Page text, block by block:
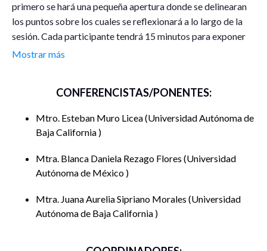
primero se hará una pequeña apertura donde se delinearan
los puntos sobre los cuales se reflexionará a lo largo de la
sesión. Cada participante tendrá 15 minutos para exponer
una idea. Los participantes del evento se moderarán entre sí,
un tiempo de preguntas y respuestas para quienes sigan el
espacio para su resolución. Finalmente se cerrará el evento
con las reflexiones del conversatorio.
Mostrar más
CONFERENCISTAS/PONENTES:
Mtro. Esteban Muro Licea Universidad Autónoma de
Baja California
Mtra. Blanca Daniela Rezago Flores Universidad
Autónoma de México
Mtra. Juana Aurelia Sipriano Morales Universidad
Autónoma de Baja California